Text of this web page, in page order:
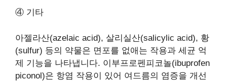
④ 기타
아젤라산(azelaic acid), 살리실산(salicylic acid), 황
(sulfur) 등의 약물은 면포를 없애는 작용과 세균 억
제 기능을 나타냅니다. 이부프로펜피코놀(ibuprofen
piconol)은 항염 작용이 있어 여드름의 염증을 개선